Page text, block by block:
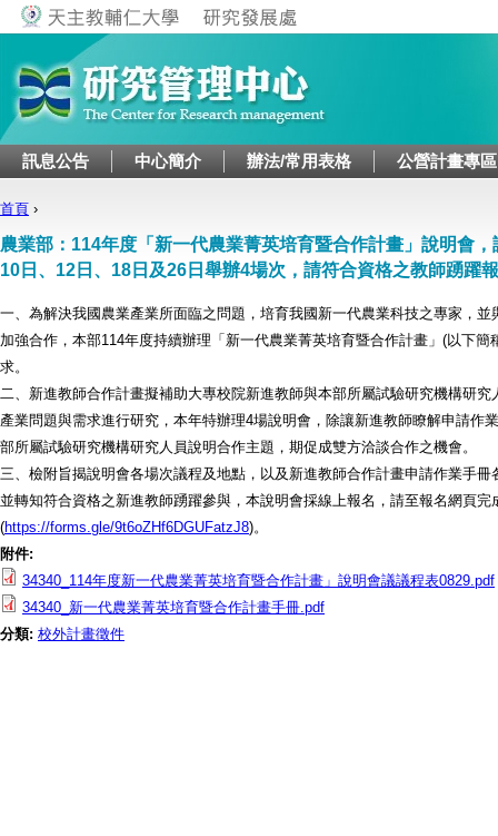
Jump to navigation
訊息公告 中心簡介 辦法/常用表格 公營計畫專區
您在這裡
首頁 ›
農業部：114年度「新一代農業菁英培育暨合作計畫」說明會
10日、12日、18日及26日舉辦4場次，請符合資格之教師踴躍
一、為解決我國農業產業所面臨之問題，培育我國新一代農業科技之專家，並
加強合作，本部114年度持續辦理「新一代農業菁英培育暨合作計畫」(以下簡
求。
二、新進教師合作計畫擬補助大專校院新進教師與本部所屬試驗研究機構研究
產業問題與需求進行研究，本年特辦理4場說明會，除讓新進教師瞭解申請作
部所屬試驗研究機構研究人員說明合作主題，期促成雙方洽談合作之機會。
三、檢附旨揭說明會各場次議程及地點，以及新進教師合作計畫申請作業手冊
並轉知符合資格之新進教師踴躍參與，本說明會採線上報名，請至報名網頁完
(https://forms.gle/9t6oZHf6DGUFatzJ8)。
附件:
34340_114年度新一代農業菁英培育暨合作計畫」說明會議議程表0829.pdf
34340_新一代農業菁英培育暨合作計畫手冊.pdf
分類: 校外計畫徵件